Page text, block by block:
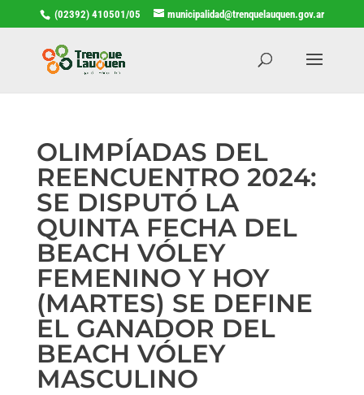
(02392) 410501/05 municipalidad@trenquelauquen.gov.ar
OLIMPÍADAS DEL
REENCUENTRO 2024:
SE DISPUTÓ LA
QUINTA FECHA DEL
BEACH VÓLEY
FEMENINO Y HOY
(MARTES) SE DEFINE
EL GANADOR DEL
BEACH VÓLEY
MASCULINO